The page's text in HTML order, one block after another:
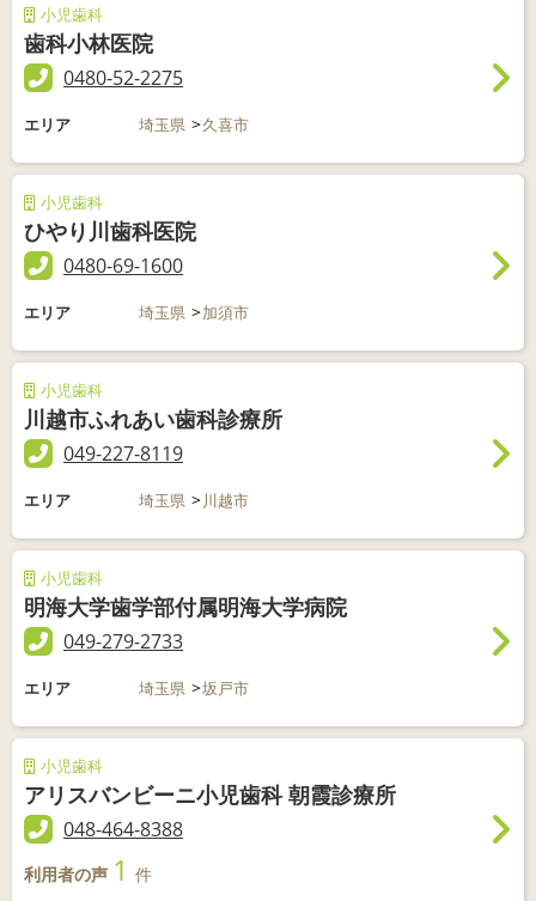
小児歯科
歯科小林医院
0480-52-2275
エリア 埼玉県 久喜市
小児歯科
ひやり川歯科医院
0480-69-1600
エリア 埼玉県 加須市
小児歯科
川越市ふれあい歯科診療所
049-227-8119
エリア 埼玉県 川越市
小児歯科
明海大学歯学部付属明海大学病院
049-279-2733
エリア 埼玉県 坂戸市
小児歯科
アリスバンビーニ小児歯科 朝霞診療所
048-464-8388
利用者の声 1 件